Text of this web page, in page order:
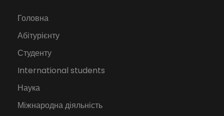
Головна
Абітурієнту
Студенту
International students
Наука
Міжнародна діяльність